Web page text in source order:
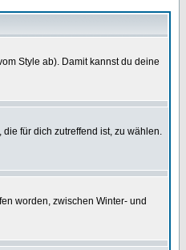
Style ab). Damit kannst du deine
für dich zutreffend ist, zu wählen.
worden, zwischen Winter- und